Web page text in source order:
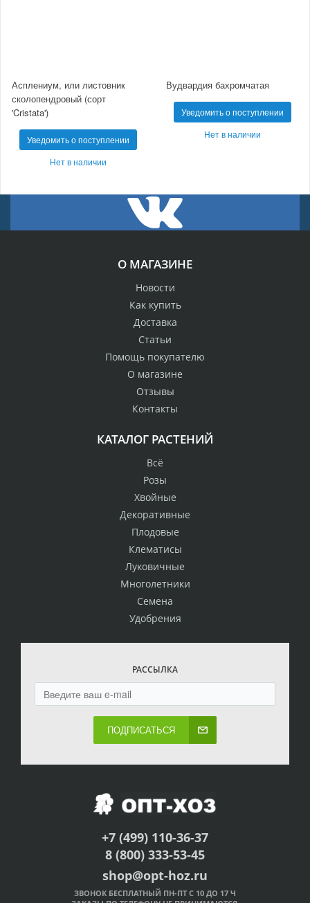
Асплениум, или листовник
сколопендровый (сорт
'Cristata')
Уведомить о поступлении
Нет в наличии
Вудвардия бахромчатая
Уведомить о поступлении
Нет в наличии
О МАГАЗИНЕ
Новости
Как купить
Доставка
Статьи
Помощь покупателю
О магазине
Отзывы
Контакты
КАТАЛОГ РАСТЕНИЙ
Всё
Розы
Хвойные
Декоративные
Плодовые
Клематисы
Луковичные
Многолетники
Семена
Удобрения
РАССЫЛКА
ПОДПИСАТЬСЯ
+7 (499) 110-36-37
8 (800) 333-53-45
shop@opt-hoz.ru
ЗВОНОК БЕСПЛАТНЫЙ ПН-ПТ С 10 ДО 17 Ч